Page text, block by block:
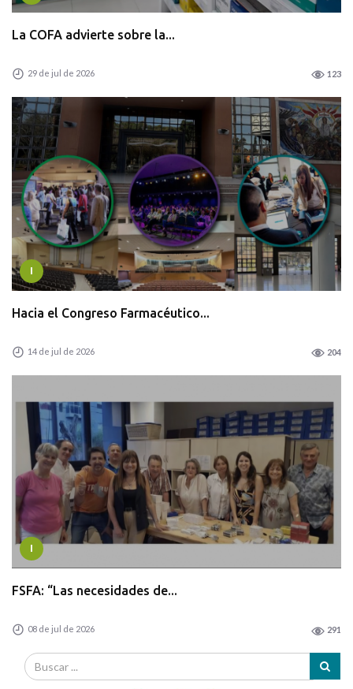
La COFA advierte sobre la...
29 de jul de 2026 123
I
Hacia el Congreso Farmacéutico...
14 de jul de 2026 204
I
FSFA: “Las necesidades de...
08 de jul de 2026 291